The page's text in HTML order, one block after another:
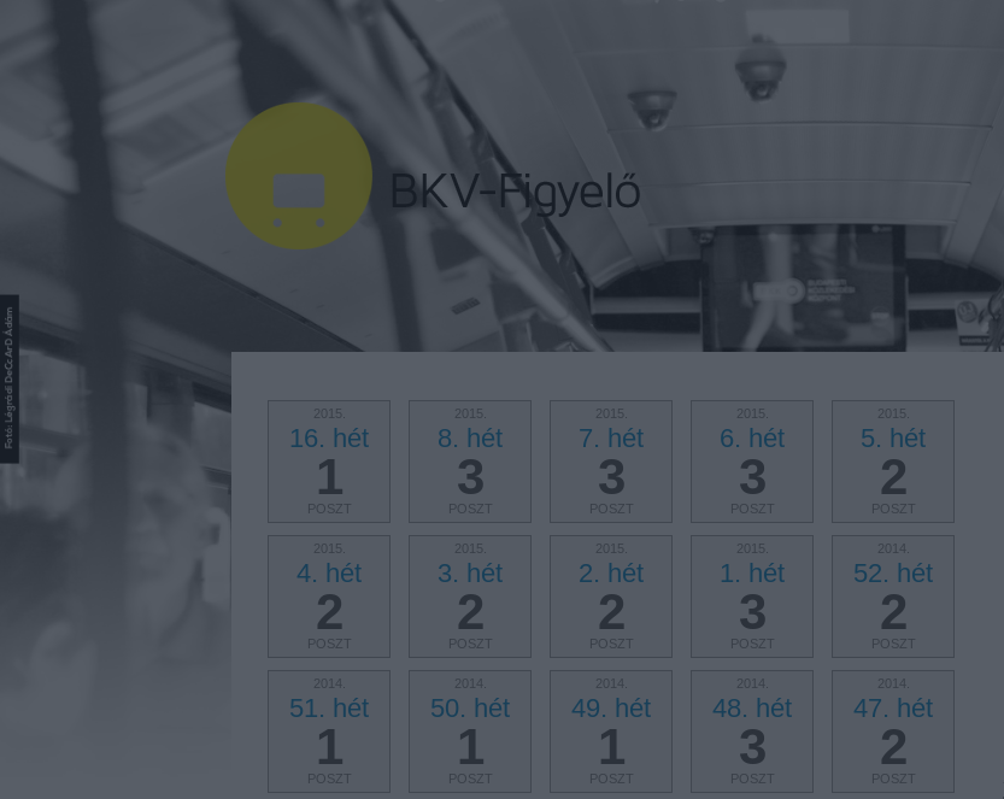
2015.
16. hét
1
POSZT
2015.
8. hét
3
POSZT
2015.
7. hét
3
POSZT
2015.
6. hét
3
POSZT
2015.
5. hét
2
POSZT
2015.
4. hét
2
POSZT
2015.
3. hét
2
POSZT
2015.
2. hét
2
POSZT
2015.
1. hét
3
POSZT
2014.
52. hét
2
POSZT
2014.
51. hét
1
POSZT
2014.
50. hét
1
POSZT
2014.
49. hét
1
POSZT
2014.
48. hét
3
POSZT
2014.
47. hét
2
POSZT